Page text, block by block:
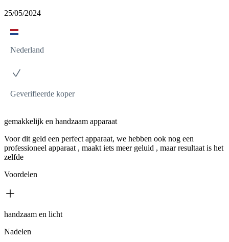
25/05/2024
Nederland
Geverifieerde koper
gemakkelijk en handzaam apparaat
Voor dit geld een perfect apparaat, we hebben ook nog een
professioneel apparaat , maakt iets meer geluid , maar resultaat is het
zelfde
Voordelen
handzaam en licht
Nadelen